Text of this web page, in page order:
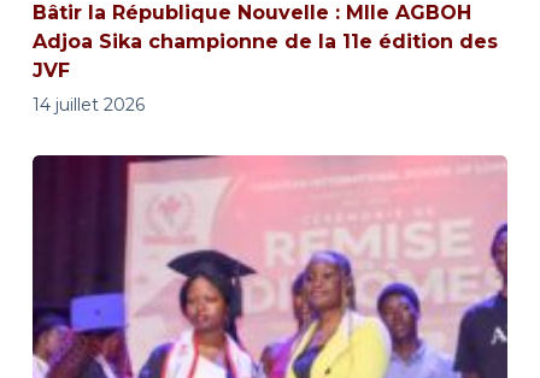
Bâtir la République Nouvelle : Mlle AGBOH
Adjoa Sika championne de la 11e édition des
JVF
14 juillet 2026